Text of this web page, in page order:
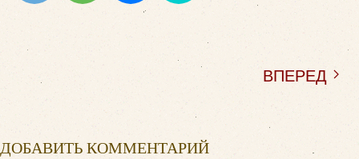
ВПЕРЕД
ДОБАВИТЬ КОММЕНТАРИЙ